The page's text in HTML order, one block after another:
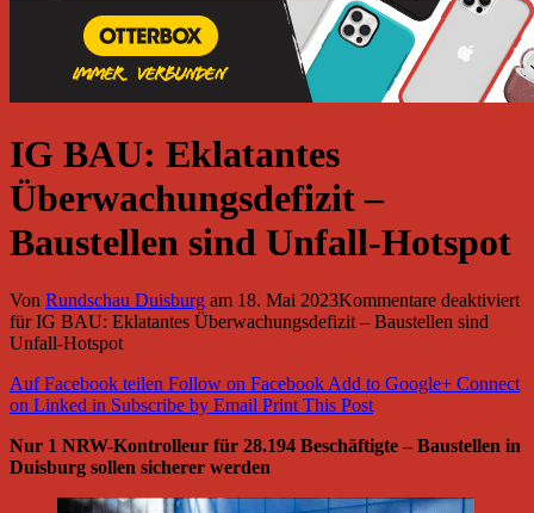
IG BAU: Eklatantes
Überwachungsdefizit –
Baustellen sind Unfall-Hotspot
Von Rundschau Duisburg am 18. Mai 2023Kommentare deaktiviert
für IG BAU: Eklatantes Überwachungsdefizit – Baustellen sind
Unfall-Hotspot
Auf Facebook teilen Follow on FacebookAdd to Google+ Connect
on Linked in Subscribe by Email Print This Post
Nur 1 NRW-Kontrolleur für 28.194 Beschäftigte – Baustellen in
Duisburg sollen sicherer werden